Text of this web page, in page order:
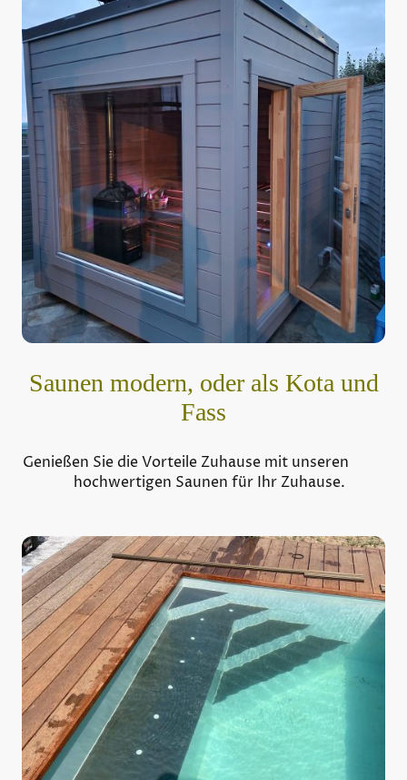
Saunen modern, oder als Kota und
Fass
Genießen Sie die Vorteile Zuhause mit unseren
hochwertigen Saunen für Ihr Zuhause.